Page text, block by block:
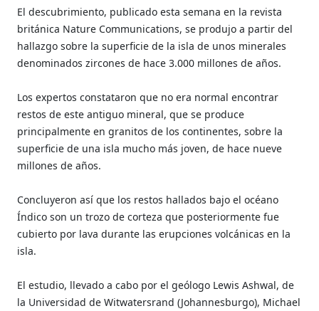
El descubrimiento, publicado esta semana en la revista
británica Nature Communications, se produjo a partir del
hallazgo sobre la superficie de la isla de unos minerales
denominados zircones de hace 3.000 millones de años.
Los expertos constataron que no era normal encontrar
restos de este antiguo mineral, que se produce
principalmente en granitos de los continentes, sobre la
superficie de una isla mucho más joven, de hace nueve
millones de años.
Concluyeron así que los restos hallados bajo el océano
Índico son un trozo de corteza que posteriormente fue
cubierto por lava durante las erupciones volcánicas en la
isla.
El estudio, llevado a cabo por el geólogo Lewis Ashwal, de
la Universidad de Witwatersrand (Johannesburgo), Michael